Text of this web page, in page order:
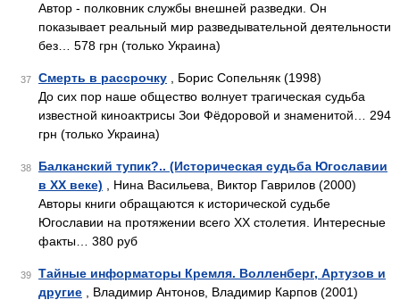
Автор - полковник службы внешней разведки. Он
показывает реальный мир разведывательной деятельности
без… 578 грн (только Украина)
37 Смерть в рассрочку , Борис Сопельняк (1998)
До сих пор наше общество волнует трагическая судьба
известной киноактрисы Зои Фёдоровой и знаменитой… 294
грн (только Украина)
38
Балканский тупик?.. (Историческая судьба Югославии
в XX веке) , Нина Васильева, Виктор Гаврилов (2000)
Авторы книги обращаются к исторической судьбе
Югославии на протяжении всего XX столетия. Интересные
факты… 380 руб
39
Тайные информаторы Кремля. Волленберг, Артузов и
другие , Владимир Антонов, Владимир Карпов (2001)